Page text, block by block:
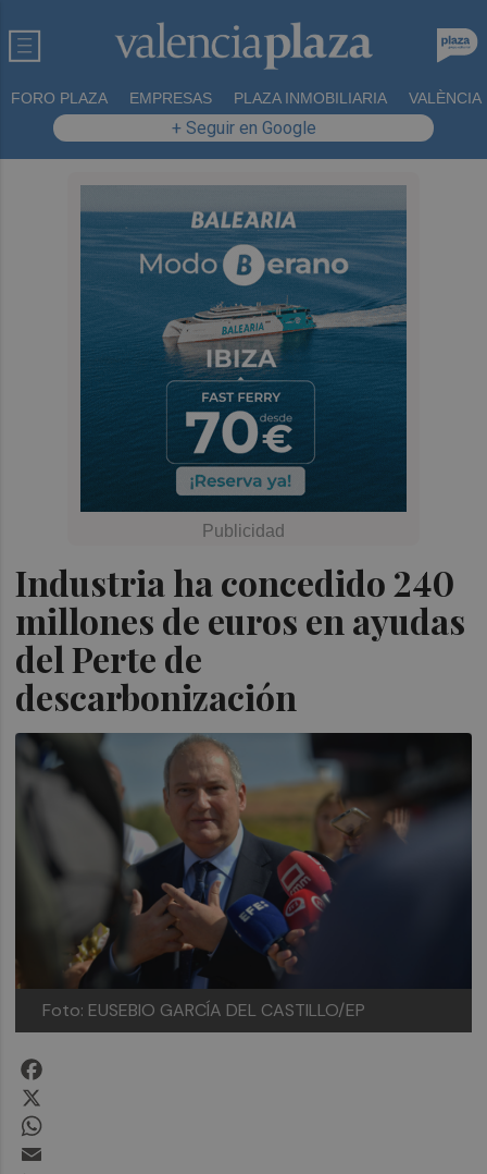
FORO PLAZA EMPRESAS PLAZA INMOBILIARIA VALÈNCIA
+ Seguir en Google
Industria ha concedido 240
millones de euros en ayudas
del Perte de
descarbonización
Foto: EUSEBIO GARCÍA DEL CASTILLO/EP